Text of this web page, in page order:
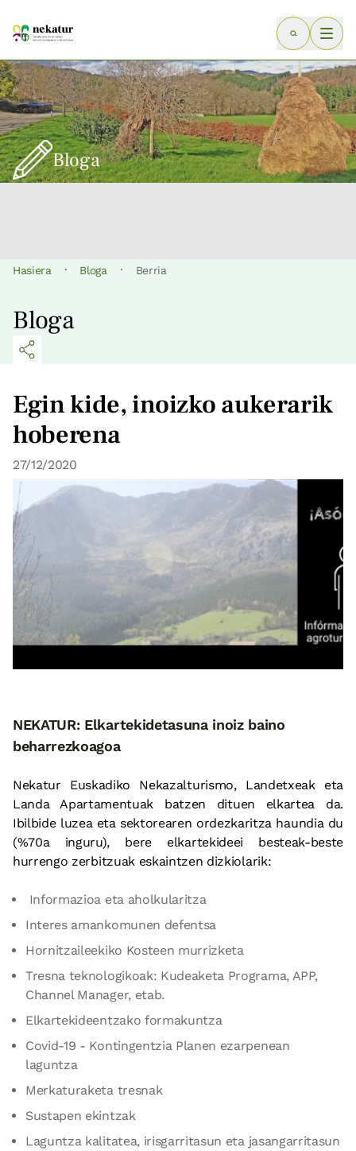
Bloga
Hasiera · Bloga · Berria
Bloga
Egin kide, inoizko aukerarik
hoberena
27/12/2020
NEKATUR: Elkartekidetasuna inoiz baino
beharrezkoagoa
Nekatur Euskadiko Nekazalturismo, Landetxeak eta
Landa Apartamentuak batzen dituen elkartea da.
Ibilbide luzea eta sektorearen ordezkaritza haundia du
(%70a inguru), bere elkartekideei besteak-beste
hurrengo zerbitzuak eskaintzen dizkiolarik:
Informazioa eta aholkularitza
Interes amankomunen defentsa
Hornitzaileekiko Kosteen murrizketa
Tresna teknologikoak: Kudeaketa Programa, APP,
Channel Manager, etab.
Elkartekideentzako formakuntza
Covid-19 - Kontingentzia Planen ezarpenean
laguntza
Merkaturaketa tresnak
Sustapen ekintzak
Laguntza kalitatea, irisgarritasun eta jasangarritasun